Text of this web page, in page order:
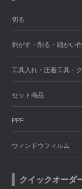
切る
剥がす・削る・細かい
工具入れ・圧着工具・
セット商品
PPF
ウィンドウフィルム
クイックオーダ